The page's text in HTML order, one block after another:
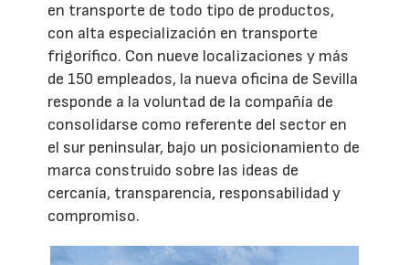
en transporte de todo tipo de productos,
con alta especialización en transporte
frigorífico. Con nueve localizaciones y más
de 150 empleados, la nueva oficina de Sevilla
responde a la voluntad de la compañía de
consolidarse como referente del sector en
el sur peninsular, bajo un posicionamiento de
marca construido sobre las ideas de
cercanía, transparencia, responsabilidad y
compromiso.